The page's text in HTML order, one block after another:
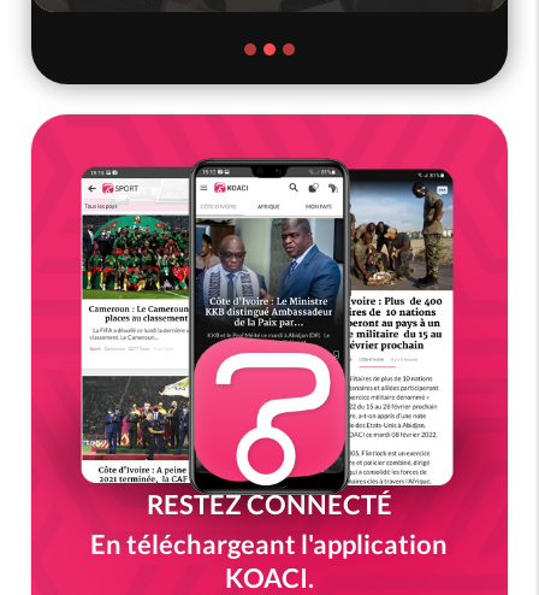
RESTEZ CONNECTÉ
En téléchargeant l'application
KOACI.